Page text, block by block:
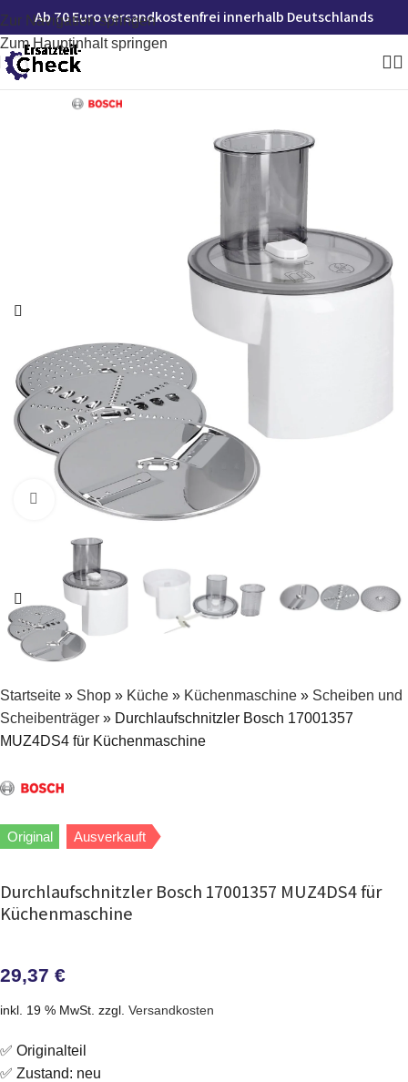
Zur Navigation springen
Zum Hauptinhalt springen
Ab 70 Euro versandkostenfrei innerhalb Deutschlands
Zum Vergrößern klicken
Startseite » Shop » Küche » Küchenmaschine » Scheiben und
Scheibenträger » Durchlaufschnitzler Bosch 17001357
MUZ4DS4 für Küchenmaschine
Original Ausverkauft
Durchlaufschnitzler Bosch 17001357 MUZ4DS4 für
Küchenmaschine
29,37 €
inkl. 19 % MwSt. zzgl. Versandkosten
✅ Originalteil
✅ Zustand: neu